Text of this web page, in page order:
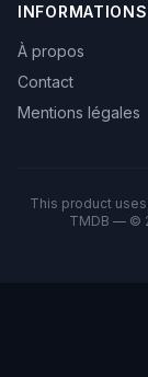
INFORMATIONS
À propos
Contact
Mentions légales
This product
TMDB — ©